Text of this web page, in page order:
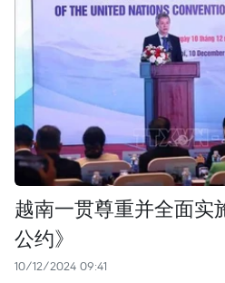
越南一贯尊重并全面实
公约》
10/12/2024 09:41